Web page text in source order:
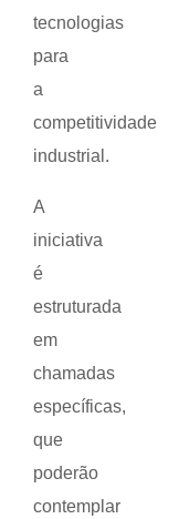
tecnologias
para
a
competitividade
industrial.
A
iniciativa
é
estruturada
em
chamadas
específicas,
que
poderão
contemplar